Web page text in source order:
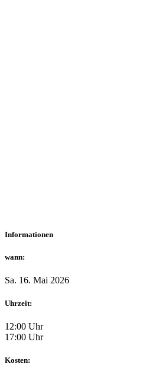
Informationen
wann:
Sa. 16. Mai 2026
Uhrzeit:
12:00 Uhr
17:00 Uhr
Kosten: